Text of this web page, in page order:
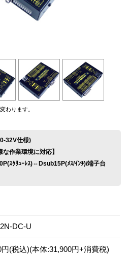
わります。
32V仕様)
作業環境に対応】
ｽｸﾘｭｰﾚｽ)⇔Dsub15P(ﾒｽ/ｲﾝﾁ)/端子台
DC-U
円(税込)(本体:31,900円+消費税)